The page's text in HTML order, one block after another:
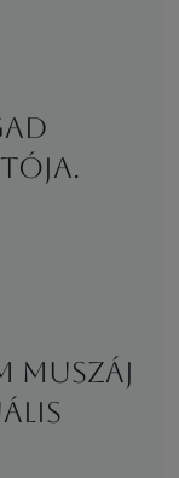
muszáj